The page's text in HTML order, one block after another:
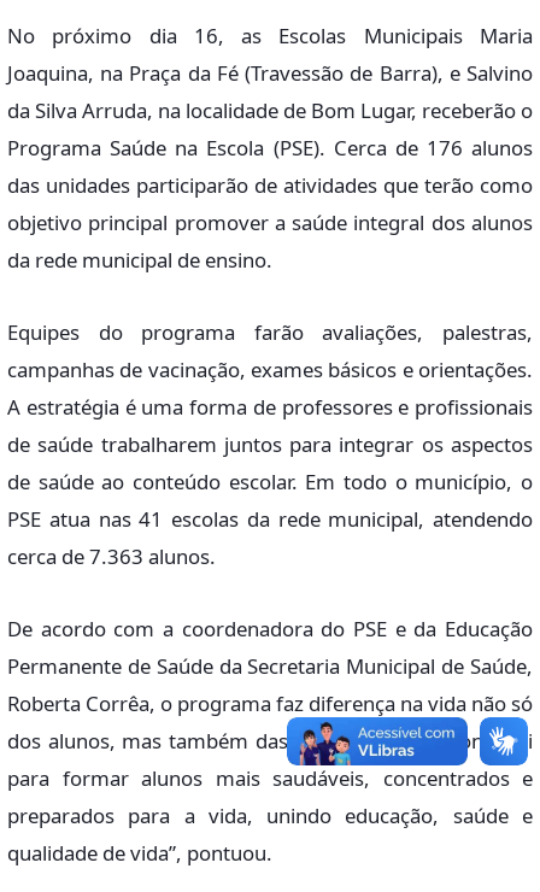
No próximo dia 16, as Escolas Municipais Maria
Joaquina, na Praça da Fé (Travessão de Barra), e Salvino
da Silva Arruda, na localidade de Bom Lugar, receberão o
Programa Saúde na Escola (PSE). Cerca de 176 alunos
das unidades participarão de atividades que terão como
objetivo principal promover a saúde integral dos alunos
da rede municipal de ensino.
Equipes do programa farão avaliações, palestras,
campanhas de vacinação, exames básicos e orientações.
A estratégia é uma forma de professores e profissionais
de saúde trabalharem juntos para integrar os aspectos
de saúde ao conteúdo escolar. Em todo o município, o
PSE atua nas 41 escolas da rede municipal, atendendo
cerca de 7.363 alunos.
De acordo com a coordenadora do PSE e da Educação
Permanente de Saúde da Secretaria Municipal de Saúde,
Roberta Corrêa, o programa faz diferença na vida não só
dos alunos, mas também das famílias. “O PSE contribui
para formar alunos mais saudáveis, concentrados e
preparados para a vida, unindo educação, saúde e
qualidade de vida”, pontuou.